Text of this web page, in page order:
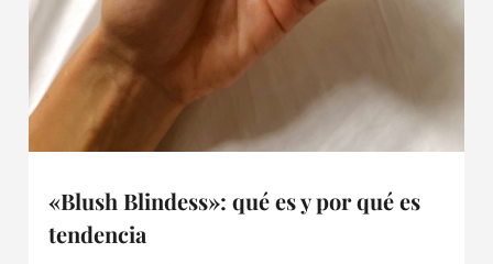
«Blush Blindess»: qué es y por qué es
tendencia